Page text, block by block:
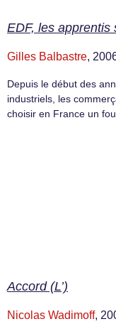
EDF, les apprentis
Gilles Balbastre,
Depuis le début des
industriels, les
choisir en France un
Accord (L’)
Nicolas Wadimoff,